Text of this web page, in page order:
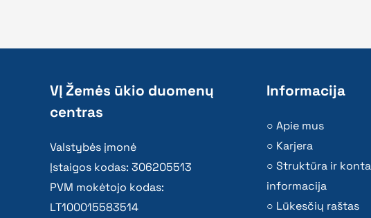
VĮ Žemės ūkio duomenų
centras
Valstybės įmonė
Įstaigos kodas: 306205513
PVM mokėtojo kodas:
LT100015583514
Informacija
Apie mus
Karjera
Struktūra ir
informacija
Lūkesčių raštas